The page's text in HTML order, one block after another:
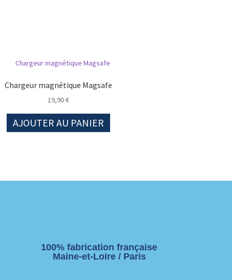
Chargeur magnétique Magsafe
19,90€
AJOUTER AU PANIER
100% fabrication française
Maine-et-Loire / Paris